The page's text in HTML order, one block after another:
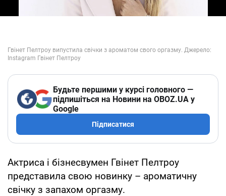
Будьте першими у курсі головного —
підпишіться на Новини на OBOZ.UA у
Google
Підписатися
Актриса і бізнесвумен Гвінет Пелтроу
представила свою новинку – ароматичну
свічку з запахом оргазму.